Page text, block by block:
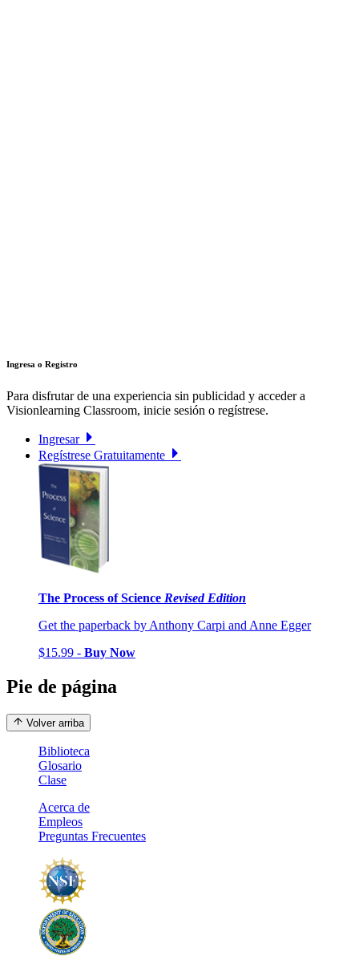
Ingresa o Registro
Para disfrutar de una experiencia sin publicidad y acceder a
Visionlearning Classroom, inicie sesión o regístrese.
Ingresar
Regístrese Gratuitamente
The Process of Science Revised Edition
Get the paperback by Anthony Carpi and Anne Egger
$15.99 - Buy Now
Pie de página
Volver arriba
Biblioteca
Glosario
Clase
Acerca de
Empleos
Preguntas Frecuentes